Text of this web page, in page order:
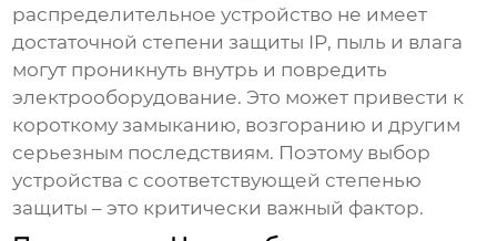
распределительное устройство не имеет
достаточной степени защиты IP, пыль и влага
могут проникнуть внутрь и повредить
электрооборудование. Это может привести к
короткому замыканию, возгоранию и другим
серьезным последствиям. Поэтому выбор
устройства с соответствующей степенью
защиты – это критически важный фактор.